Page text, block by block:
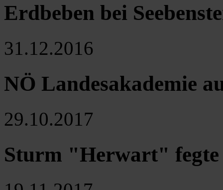
Erdbeben bei
31.12.2016
NÖ Landesakademie
29.10.2017
Sturm "Herwart" fegte